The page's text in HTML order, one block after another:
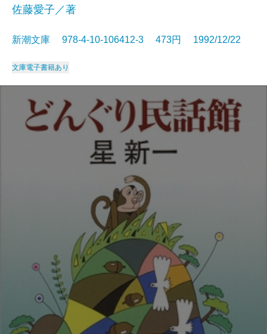
佐藤愛子／著
新潮文庫 978-4-10-106412-3 473円 1992/12/22
文庫電子書籍あり